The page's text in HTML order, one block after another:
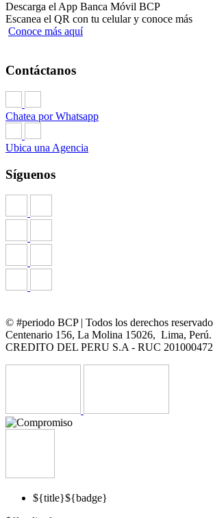
Descarga el App Banca Móvil BCP
Escanea el QR con tu celular y conoce más
Conoce más aquí
Contáctanos
Chatea por Whatsapp
Ubica una Agencia
Síguenos
© #periodo BCP | Todos los derechos
Centenario 156, La Molina 15026, Lima,
CREDITO DEL PERU S.A - RUC
${title}${badge}